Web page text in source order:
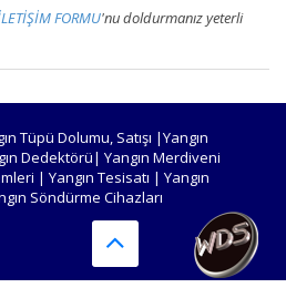
panelleri ve yangın butonları
Devamını Oku
Bursa Yangın Tüpü Satışı,
Dolumu ve Periyodik Bakım
Hizmetleri
TSE standartlarında 6 kg, 12 kg,
50 kg KKT tozlu, köpüklü, CO2
FORMU'nu doldurmanız yeterli
Tüpü Dolumu, Satışı |Yangın
Dedektörü| Yangın Merdiveni
| Yangın Tesisatı | Yangın
Söndürme Cihazları